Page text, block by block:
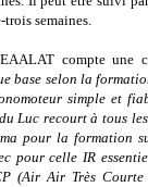
trois semaines.
compte une
base selon la
simple et
Luc recourt à tous
pour la formation
pour celle IR
(Air Air Très Courte